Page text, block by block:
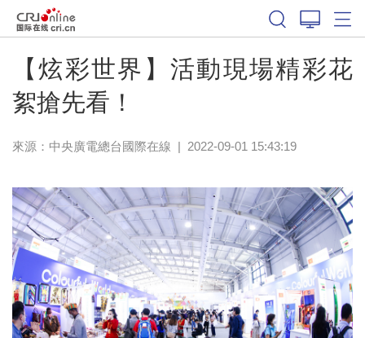
【炫彩世界】活動現場精彩花
絮搶先看！
來源：中央廣電總台國際在線 | 2022-09-01 15:43:19